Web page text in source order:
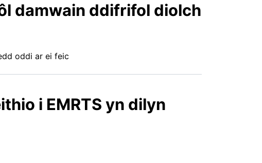
damwain ddifrifol diolch
oddi ar ei feic
i EMRTS yn dilyn